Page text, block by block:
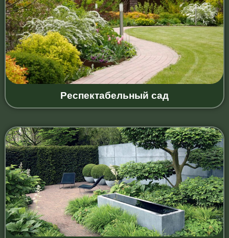
Респектабельный сад